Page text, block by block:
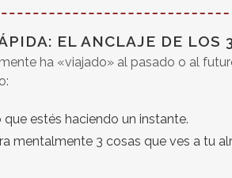
EL ANCLAJE DE LOS
ha «viajado» al pasado o al
que estés haciendo un instante.
mentalmente 3 cosas que ves a tu